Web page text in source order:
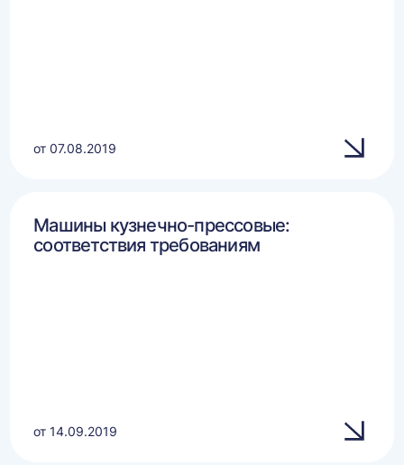
от 07.08.2019
Машины кузнечно-прессовые:
соответствия требованиям
от 14.09.2019